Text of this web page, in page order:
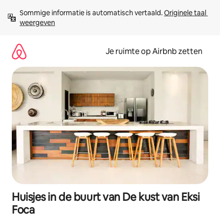
direct
naar
Sommige informatie is automatisch vertaald. Originele taal
weergeven
Je ruimte op Airbnb zetten
Huisjes in de buurt van De kust van Eksi
Foca